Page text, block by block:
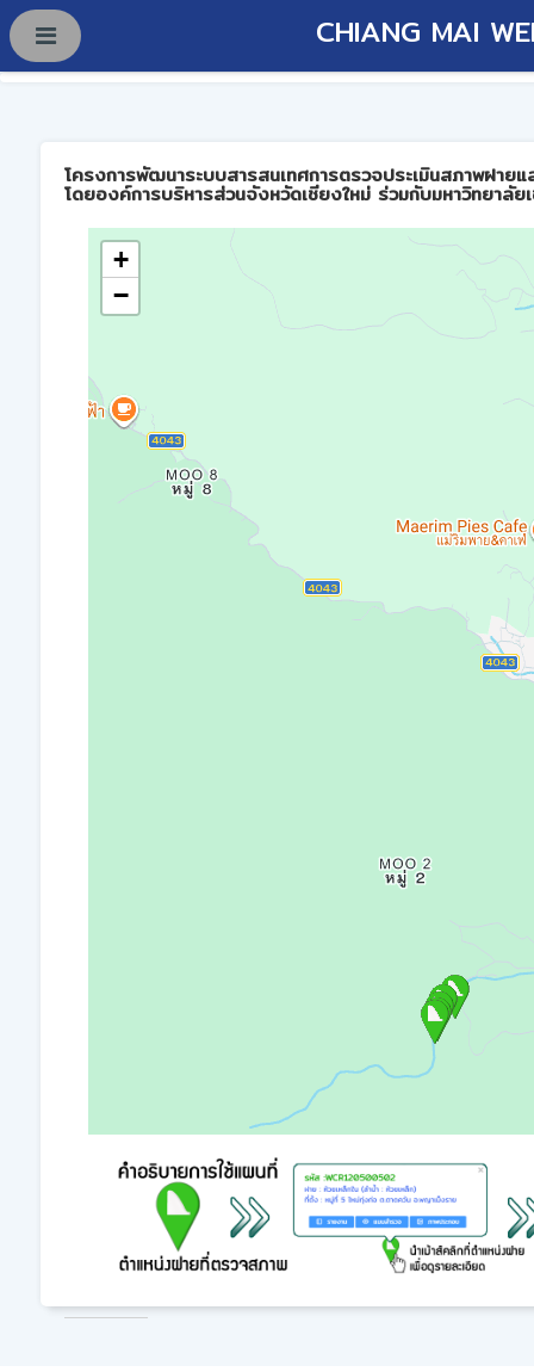
CHIANG MAI
โครงการพัฒนาระบบสารสนเทศการตรวจประเมินสภาพฝาย
โดยองค์การบริหารส่วนจังหวัดเชียงใหม่ ร่วมกับมหาวิทยาลัย
+
−